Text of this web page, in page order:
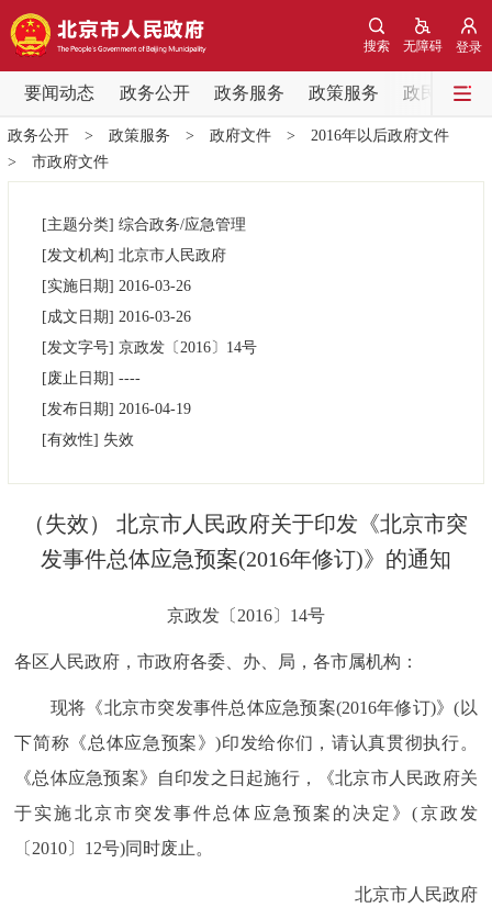
登录
无障碍
搜索
要闻动态 政务公开 政务服务 政策服务 政民互动
要闻动态
党中央精神 国务院信息 中央部委动态
各区热点
市领导
决策公开 专题公开
政务服务
便民服务 利企服务 投资项目
政民互动
政务公开> 政策服务 > 政府文件> 2016年以后政府文件
> 市政府文件
[主题分类] 综合政务/应急管理
[发文机构] 北京市人民政府
[实施日期] 2016-03-26
[成文日期] 2016-03-26
[发文字号] 京政发〔2016〕 14号
[废止日期] ----
[发布日期] 2016-04-19
[有效性] 失效
（失效） 北京市人民政府关于印发《北京市突
发事件总体应急预案(2016年修订)》的通知
京政发〔2016〕14号
各区人民政府，市政府各委、办、局，各市属机构：
现将《北京市突发事件总体应急预案(2016年修订)》(以
下简称《总体应急预案》)印发给你们，请认真贯彻执行。
《总体应急预案》自印发之日起施行，《北京市人民政府关
于实施北京市突发事件总体应急预案的决定》(京政发
〔2010〕12号)同时废止。
北京市人民政府